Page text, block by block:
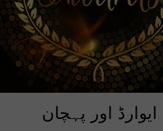
اور پہچان
ایک اصل
کھولیں